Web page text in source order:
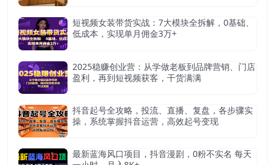
短视频女装带货实战：7大模块全拆解，0基础、
低成本，实现单月佣金3万+
2025稳赚创业营：从学做老板到品牌营销、门店
盈利，再到短视频获客，干货满满
抖音起号全攻略，投流、直播、复盘，各步骤实
操，系统掌握抖音运营，高效起号变现
最新蓝海风口项目，抖音漫剧，0粉不实名 每天